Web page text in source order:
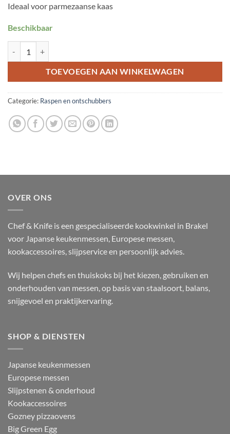
Ideaal voor parmezaanse kaas
Beschikbaar
TOEVOEGEN AAN WINKELWAGEN
Categorie: Raspen en ontschubbers
OVER ONS
Chef & Knife is een gespecialiseerde kookwinkel in Brakel
voor Japanse keukenmessen, Europese messen,
kookaccessoires, slijpservice en persoonlijk advies.
Wij helpen chefs en thuiskoks bij het kiezen, gebruiken en
onderhouden van messen, op basis van staalsoort, balans,
snijgevoel en praktijkervaring.
SHOP & DIENSTEN
Japanse keukenmessen
Europese messen
Slijpstenen & onderhoud
Kookaccessoires
Gozney pizzaovens
Big Green Egg